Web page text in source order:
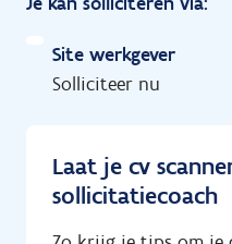
Site werkgever
Solliciteer nu
Laat je cv
sollicitatiecoach